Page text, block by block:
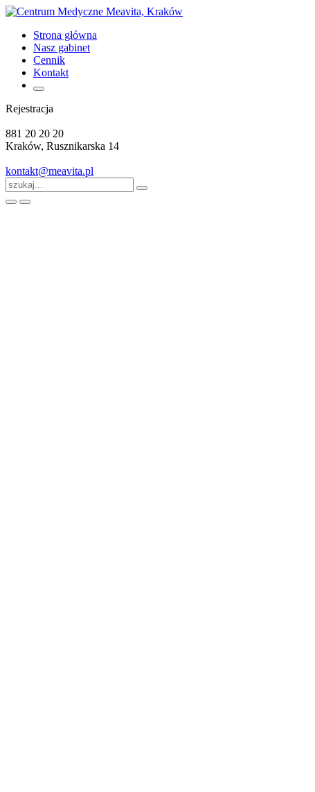
Strona główna
Nasz gabinet
Cennik
Kontakt
Rejestracja
881 20 20 20
Kraków, Rusznikarska 14
kontakt@meavita.pl